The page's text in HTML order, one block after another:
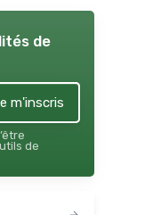
de
m'inscris
de